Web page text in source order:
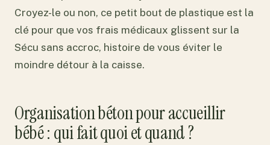
Croyez-le ou non, ce petit bout de plastique est la
clé pour que vos frais médicaux glissent sur la
Sécu sans accroc, histoire de vous éviter le
moindre détour à la caisse.
Organisation béton pour accueillir
bébé : qui fait quoi et quand ?